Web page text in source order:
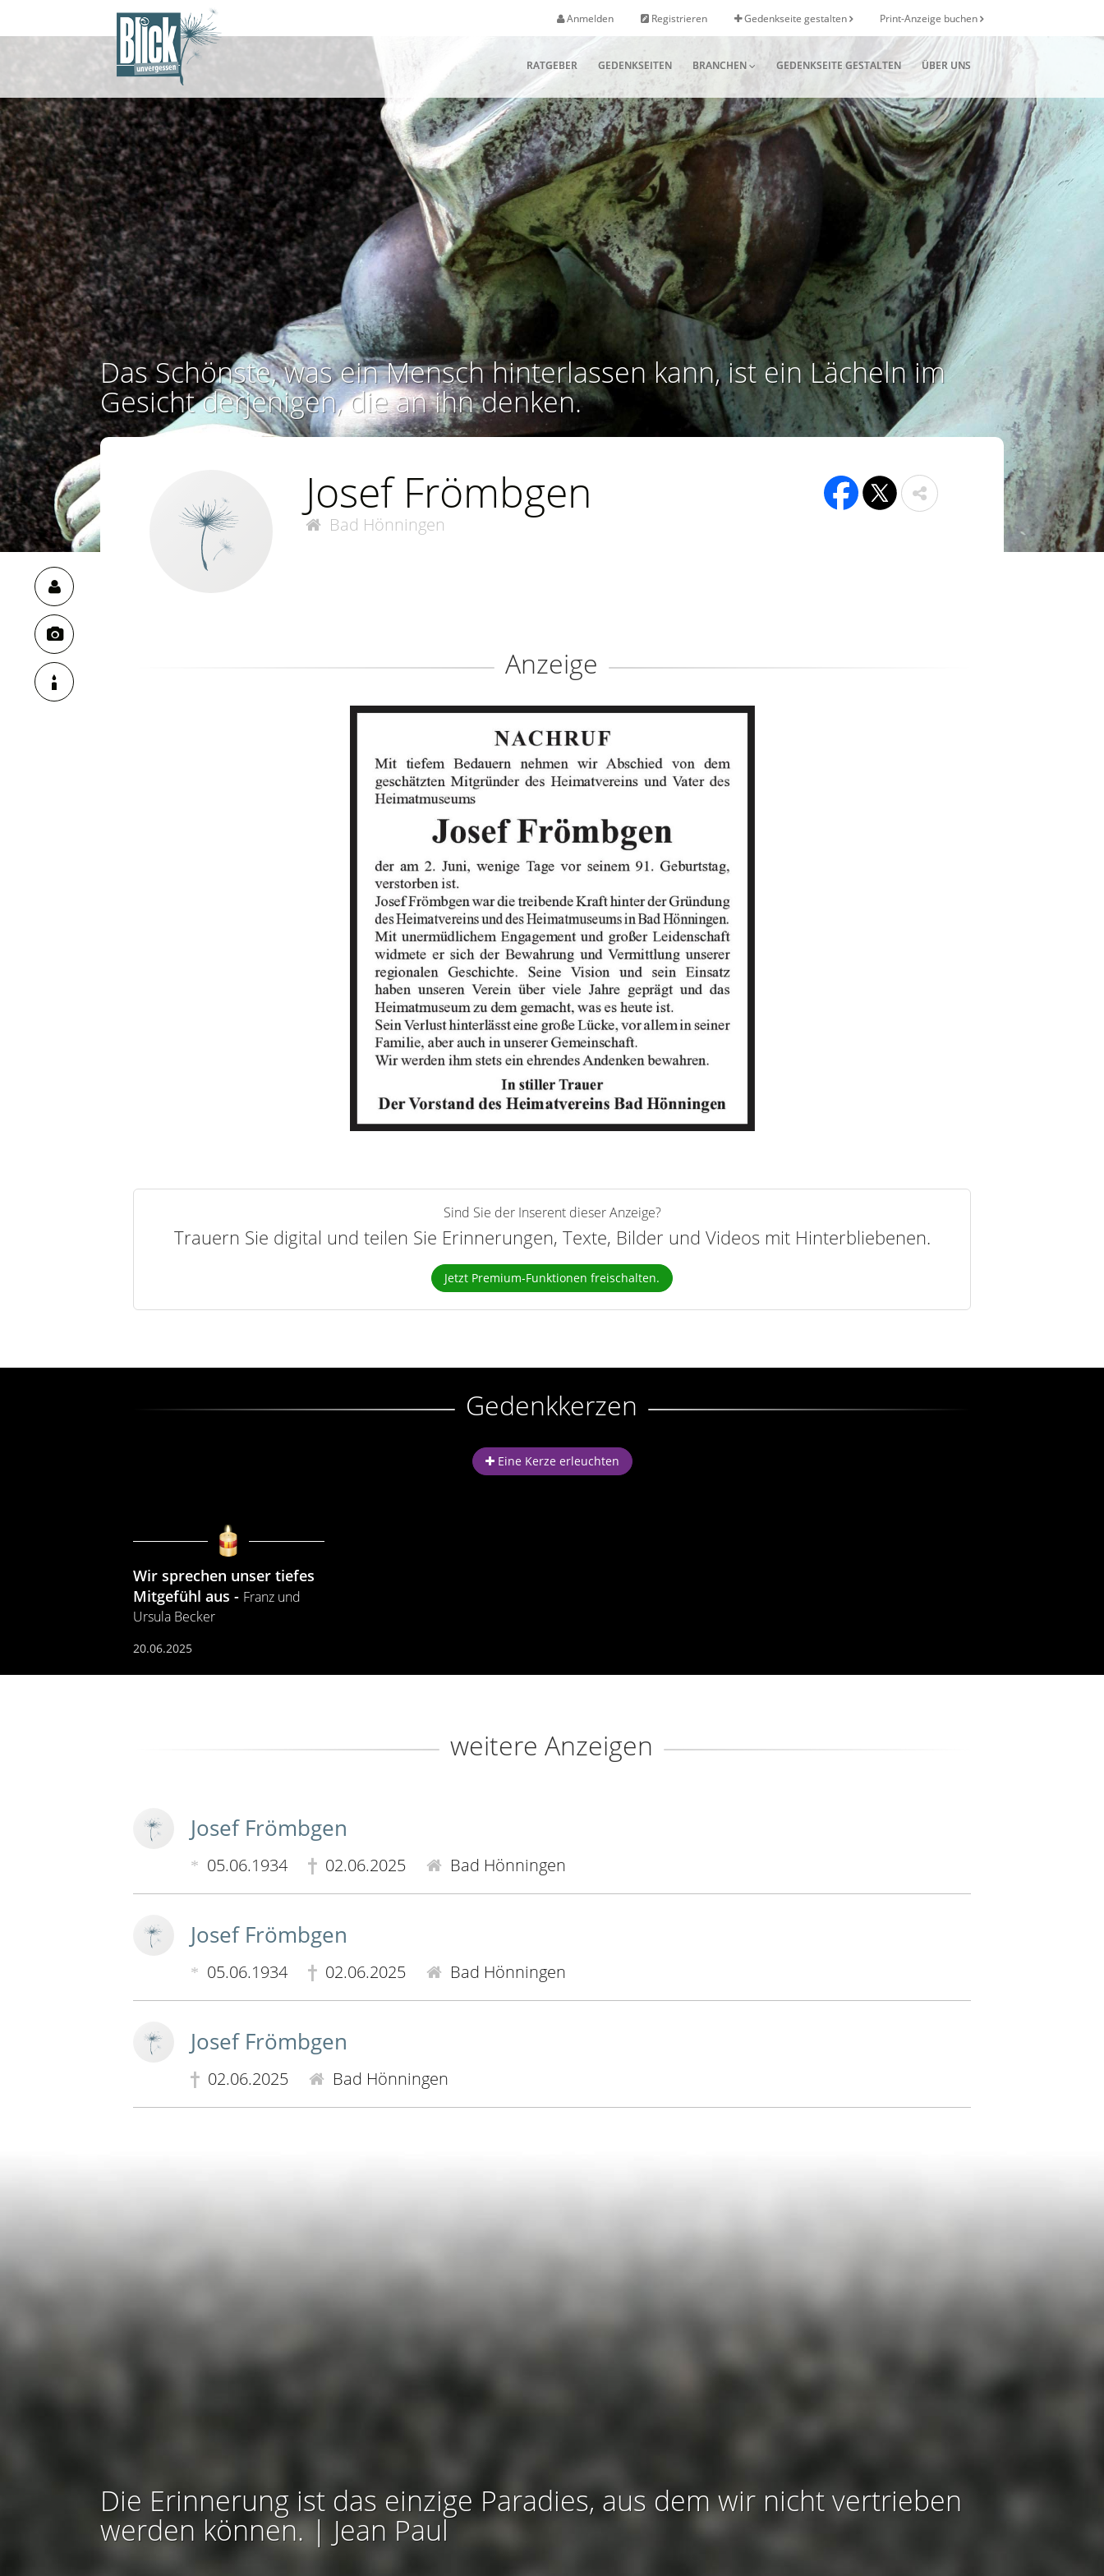
Anmelden Registrieren Gedenkseite gestalten Print-Anzeige buchen
RATGEBER GEDENKSEITEN BRANCHEN GEDENKSEITE GESTALTEN ÜBER UNS
Das Schönste, was ein Mensch hinterlassen kann, ist ein Lächeln im
Gesicht derjenigen, die an ihn denken.
Josef Frömbgen
Bad Hönningen
Anzeige
Sind Sie der Inserent dieser Anzeige?
Trauern Sie digital und teilen Sie Erinnerungen, Texte, Bilder und Videos mit Hinterbliebenen.
Jetzt Premium-Funktionen freischalten.
Gedenkkerzen
Eine Kerze erleuchten
Wir sprechen unser tiefes
Mitgefühl aus
Franz und
Ursula Becker
20.06.2025
weitere Anzeigen
Josef Frömbgen
05.06.1934 02.06.2025 Bad Hönningen
Josef Frömbgen
05.06.1934 02.06.2025 Bad Hönningen
Josef Frömbgen
02.06.2025 Bad Hönningen
Die Erinnerung ist das einzige Paradies, aus dem wir nicht vertrieben
werden können. | Jean Paul